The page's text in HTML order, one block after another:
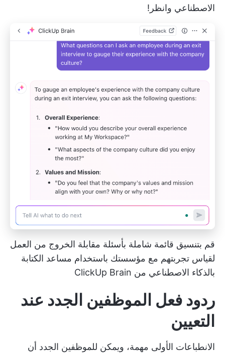
الاصطناعي وانظر!
قم بتنسيق قائمة شاملة بأسئلة مقابلة الخروج من العمل
لقياس تجربتهم مع مؤسستك باستخدام مساعد الكتابة
بالذكاء الاصطناعي من ClickUp Brain
ردود فعل الموظفين الجدد عند
التعيين
الانطباعات الأولى مهمة، ويمكن للموظفين الجدد أن